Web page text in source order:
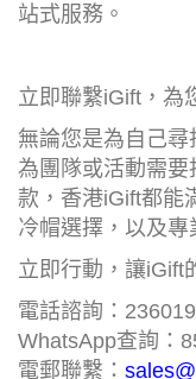
站式服務。
立即聯繫iGift，為
無論您是為自己
為團隊或活動需
款，香港iGift都能
冷帽選擇，以及專
立即行動，讓iGift
電話諮詢：
WhatsApp查詢：
電郵聯繫：